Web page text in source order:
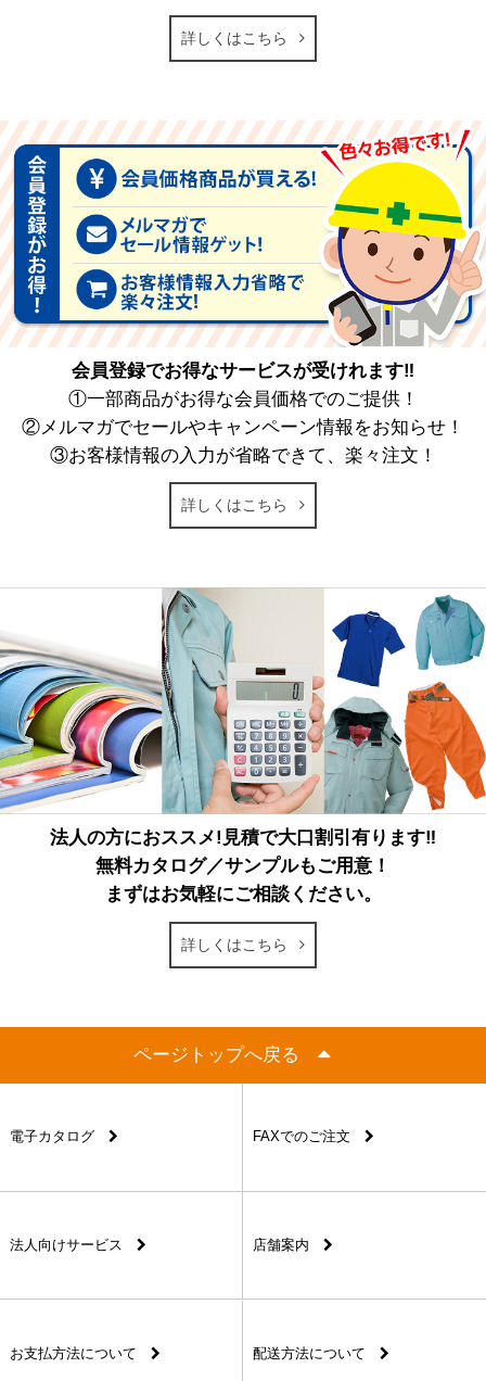
詳しくはこちら
会員登録でお得なサービスが受けれます‼
①一部商品がお得な会員価格でのご提供！
②メルマガでセールやキャンペーン情報をお知らせ！
③お客様情報の入力が省略できて、楽々注文！
詳しくはこちら
法人の方におススメ!見積で大口割引有ります‼
無料カタログ／サンプルもご用意！
まずはお気軽にご相談ください。
詳しくはこちら
ページトップへ戻る
電子カタログ FAXでのご注文
法人向けサービス 店舗案内
お支払方法について 配送方法について